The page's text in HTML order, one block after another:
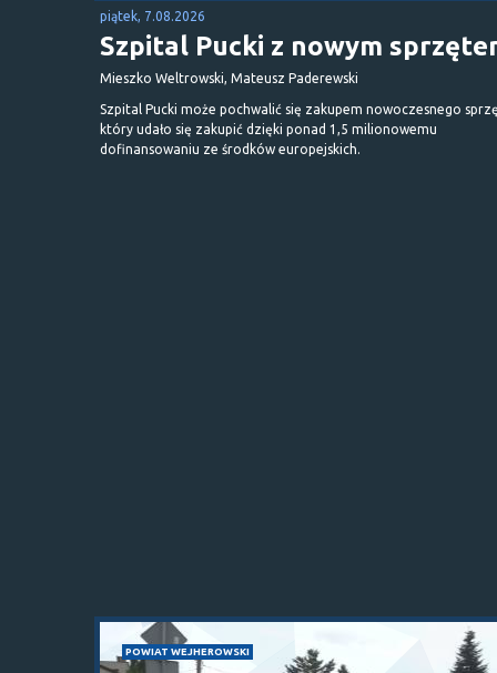
piątek, 7.08.2026
Szpital Pucki z nowym
Mieszko Weltrowski, Mateusz Paderewski
Szpital Pucki może pochwalić się zakupem nowoczesnego
który udało się zakupić dzięki ponad 1,5 milionowemu
dofinansowaniu ze środków europejskich.
POWIAT WEJHEROWSKI